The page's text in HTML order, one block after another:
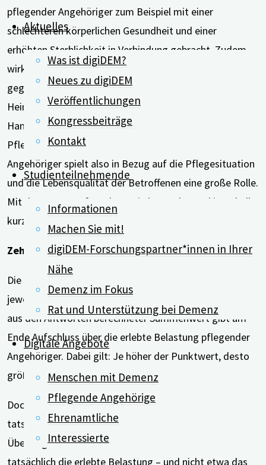
Aktuelles
Was ist digiDEM?
Neues zu digiDEM
Veröffentlichungen
Kongressbeiträge
Kontakt
Studienteilnehmende
Informationen
Machen Sie mit!
digiDEM-Forschungspartner*innen in Ihrer
Nähe
Demenz im Fokus
Rat und Unterstützung bei Demenz
Digitale Angebote
Menschen mit Demenz
Pflegende Angehörige
Ehrenamtliche
Interessierte
pflegender Angehöriger zum Beispiel mit einer
schlechteren körperlichen Gesundheit und einer
erhöhten Sterblichkeit in Verbindung gebracht. Zudem
wirkte sich eine erhöhte Belastung auf das Verhalten
gegenüber der Pflegeperson und auf einen möglichen
Heimübertritt aus: Es kommt häufiger zu schädlichen
Handlungen und vermehrt zu Umzügen in
Pflegeeinrichtungen. Die erlebte Belastung pflegender
Angehöriger spielt also in Bezug auf die Pflegesituation
und die Lebensqualität der Betroffenen eine große Rolle.
Mit der HPS-Kurzform kann sie kostenlos und innerhalb
kurzer Zeit gemessen werden.
Zehn Fragen mit jeweils vier Antwortmöglichkeiten
Die HPS-Kurzform beinhaltet zehn Fragen, zu denen es
jeweils vier vorgegebene Antwortmöglichkeiten gibt. Ein
aus den Antworten berechneter Summenwert gibt am
Ende Aufschluss über die erlebte Belastung pflegender
Angehöriger. Dabei gilt: Je höher der Punktwert, desto
größer die erlebte Belastung.
Doch wie lässt sich feststellen, ob ein Fragebogen
tatsächlich das misst, was er beabsichtigt zu messen?
Übertragen auf die HPS-Kurzform: Erfasst sie
tatsächlich die erlebte Belastung – und nicht etwa das